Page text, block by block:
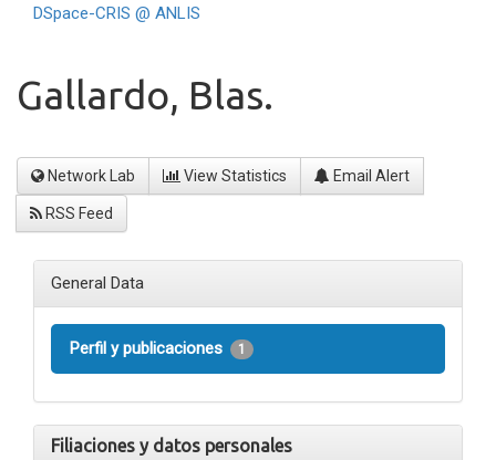
DSpace-CRIS @ ANLIS
Gallardo, Blas.
Network Lab View Statistics Email Alert
RSS Feed
General Data
Perfil y publicaciones 1
Filiaciones y datos personales